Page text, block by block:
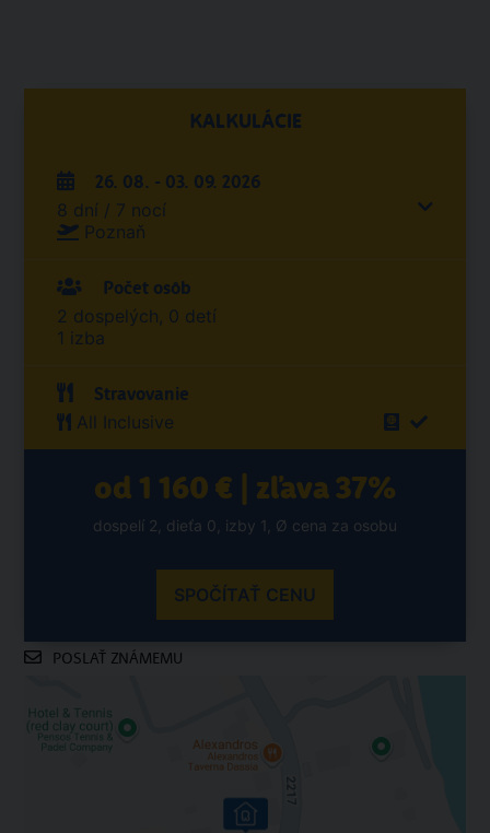
KALKULÁCIE
26. 08. - 03. 09. 2026
8 dní / 7 nocí
Poznaň
Počet osôb
2 dospelých, 0 detí
1 izba
Stravovanie
All Inclusive
od 1 160 € | zľava 37%
dospelí 2, dieťa 0, izby 1, Ø cena za osobu
SPOČÍTAŤ CENU
POSLAŤ ZNÁMEMU